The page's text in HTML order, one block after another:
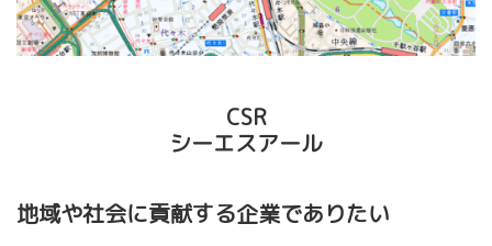
CSR
シーエスアール
地域や社会に貢献する企業でありたい